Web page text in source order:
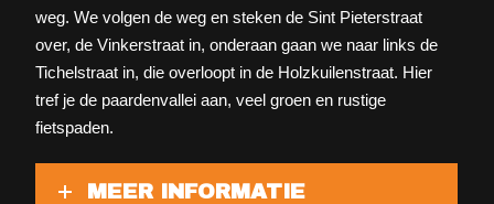
weg. We volgen de weg en steken de Sint Pieterstraat
over, de Vinkerstraat in, onderaan gaan we naar links de
Tichelstraat in, die overloopt in de Holzkuilenstraat. Hier
tref je de paardenvallei aan, veel groen en rustige
fietspaden.
MEER INFORMATIE